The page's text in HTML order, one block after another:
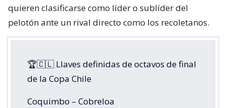
quieren clasificarse como líder o sublíder del
pelotón ante un rival directo como los recoletanos.
🏆🇨🇱 Llaves definidas de octavos de final
de la Copa Chile
Coquimbo – Cobreloa